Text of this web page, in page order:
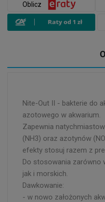
Oblicz
Nite-Out II - bakterie do
azotowego w akwarium.
Zapewnia
(NH3) oraz azotynów
efekty stosuj razem z
Do stosowania zarówno
jak i morskich.
Dawkowanie:
- w nowo założonych